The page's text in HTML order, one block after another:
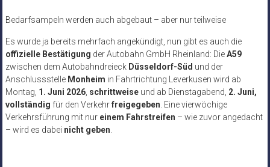
Bedarfsampeln werden auch abgebaut – aber nur teilweise
Es wurde ja bereits mehrfach angekündigt, nun gibt es auch die
offizielle Bestätigung der Autobahn GmbH Rheinland: DieA59
zwischen dem Autobahndreieck Düsseldorf-Süd und der
Anschlussstelle Monheim in Fahrtrichtung Leverkusen wird ab
Montag, 1. Juni 2026, schrittweiseund ab Dienstagabend, 2. Juni,
vollständig für den Verkehrfreigegeben . Eine vierwöchige
Verkehrsführung mit nur einem Fahrstreifen – wie zuvor angedacht
– wird es dabei nicht geben